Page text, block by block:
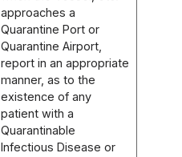
approaches a
Quarantine Port or
Quarantine Airport,
report in an appropriate
manner, as to the
existence of any
patient with a
Quarantinable
Infectious Disease or